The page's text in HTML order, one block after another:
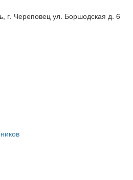
г. Череповец ул. Боршодская д. 6